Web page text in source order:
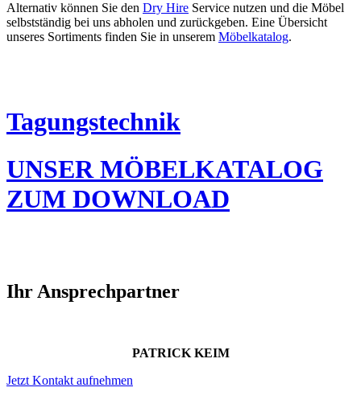
Alternativ können Sie den Dry Hire Service nutzen und die Möbel
selbstständig bei uns abholen und zurückgeben. Eine Übersicht
unseres Sortiments finden Sie in unserem Möbelkatalog.
Tagungstechnik
UNSER MÖBELKATALOG
ZUM DOWNLOAD
Ihr Ansprechpartner
PATRICK KEIM
Jetzt Kontakt aufnehmen